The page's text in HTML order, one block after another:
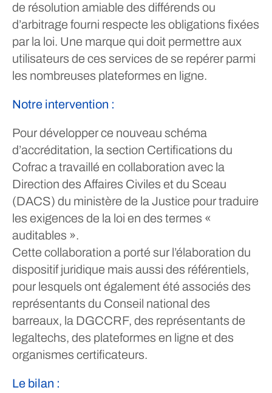
de résolution amiable des différends ou
d’arbitrage fourni respecte les obligations fixées
par la loi. Une marque qui doit permettre aux
utilisateurs de ces services de se repérer parmi
les nombreuses plateformes en ligne.
Notre intervention :
Pour développer ce nouveau schéma
d’accréditation, la section Certifications du
Cofrac a travaillé en collaboration avec la
Direction des Affaires Civiles et du Sceau
(DACS) du ministère de la Justice pour traduire
les exigences de la loi en des termes «
auditables ».
Cette collaboration a porté sur l’élaboration du
dispositif juridique mais aussi des référentiels,
pour lesquels ont également été associés des
représentants du Conseil national des
barreaux, la DGCCRF, des représentants de
legaltechs, des plateformes en ligne et des
organismes certificateurs.
Le bilan :